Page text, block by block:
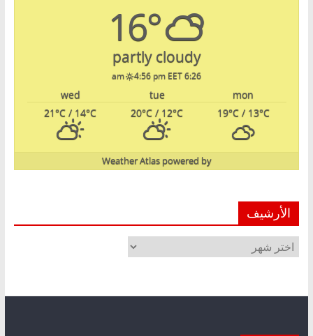
16°
partly cloudy
6:26 am
4:56 pm EET
mon
tue
wed
19°C/ 13°C
20°C / 12°C
21°C / 14°C
powered by
Weather Atlas
الأرشيف
الأرشيف